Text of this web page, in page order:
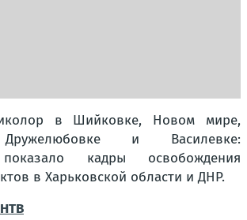
в Шийковке, Новом мире,
и Василевке:
кадры освобождения
в Харьковской области и ДНР.